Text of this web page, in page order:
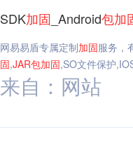
SDK加固 _Android包加
网易易盾专属定制加固服务，
固,JAR包加固,SO文件保护
来自：网站